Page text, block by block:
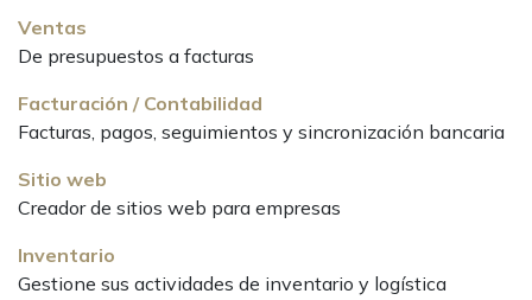
Ventas
De presupuestos a facturas
Facturación / Contabilidad
Facturas, pagos, seguimientos y sincronización bancaria
Sitio web
Creador de sitios web para empresas
Inventario
Gestione sus actividades de inventario y logística